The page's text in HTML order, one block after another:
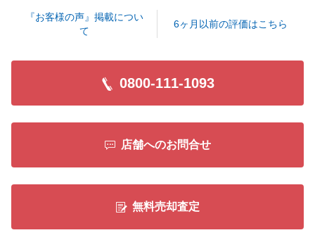
『お客様の声』掲載につい
て
6ヶ月以前の評価はこちら
0800-111-1093
店舗へのお問合せ
無料売却査定